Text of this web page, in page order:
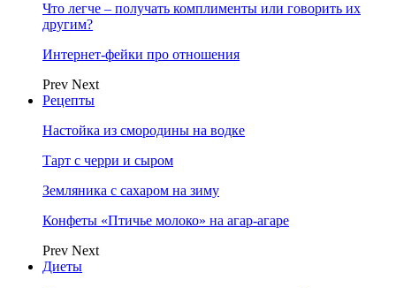
Что легче – получать комплименты или говорить их
другим?
Интернет-фейки про отношения
Prev Next
Рецепты
Настойка из смородины на водке
Тарт с черри и сыром
Земляника с сахаром на зиму
Конфеты «Птичье молоко» на агар-агаре
Prev Next
Диеты